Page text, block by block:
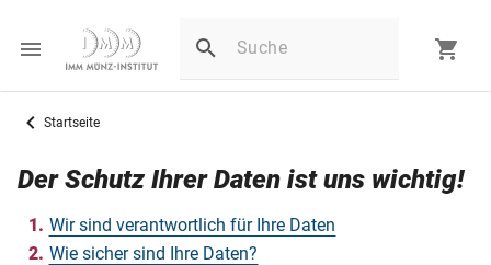
Startseite
Der Schutz Ihrer Daten ist uns wichtig!
Wir sind verantwortlich für Ihre Daten
Wie sicher sind Ihre Daten?